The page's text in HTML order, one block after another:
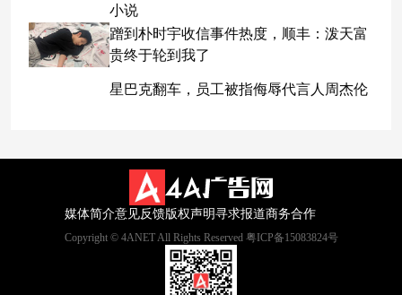
小说
蹭到朴时宇收信事件热度，顺丰：泼天富
贵终于轮到我了
星巴克翻车，员工被指侮辱代言人周杰伦
媒体简介意见反馈版权声明寻求报道商务合作
Copyright © 4ANET All Rights Reserved 粤ICP备15083824号